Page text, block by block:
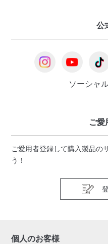
公
ソーシャ
ご愛
ご愛用者登録して購入製品の
う！
個人のお客様